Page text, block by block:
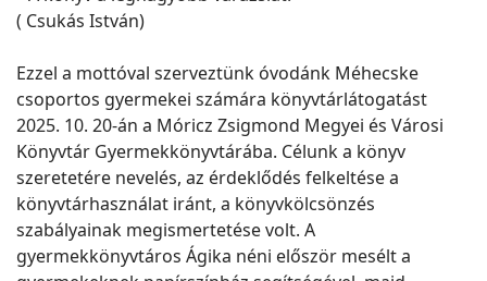
( Csukás István)
Ezzel a mottóval szerveztünk óvodánk Méhecske
csoportos gyermekei számára könyvtárlátogatást
2025. 10. 20-án a Móricz Zsigmond Megyei és Városi
Könyvtár Gyermekkönyvtárába. Célunk a könyv
szeretetére nevelés, az érdeklődés felkeltése a
könyvtárhasználat iránt, a könyvkölcsönzés
szabályainak megismertetése volt. A
gyermekkönyvtáros Ágika néni először mesélt a